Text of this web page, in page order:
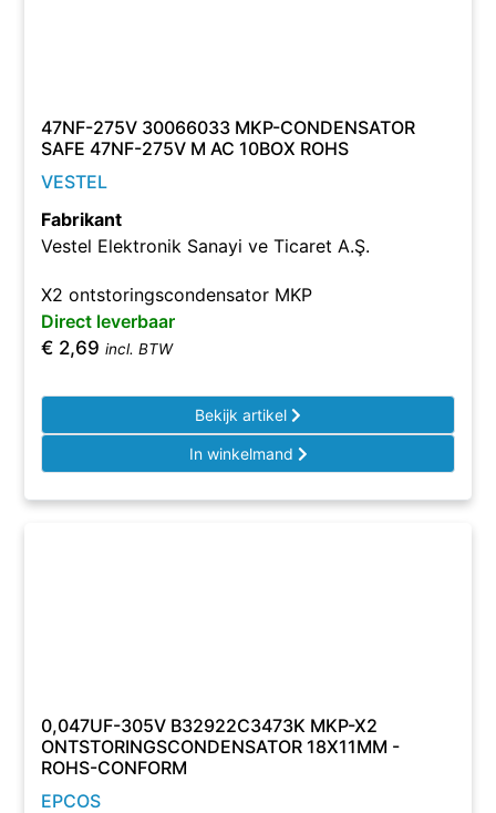
47NF-275V 30066033 MKP-CONDENSATOR
SAFE 47NF-275V M AC 10BOX ROHS
VESTEL
Fabrikant
Vestel Elektronik Sanayi ve Ticaret A.Ş.
X2 ontstoringscondensator MKP
Direct leverbaar
€ 2,69 incl. BTW
Bekijk artikel
In winkelmand
0,047UF-305V B32922C3473K MKP-X2
ONTSTORINGSCONDENSATOR 18X11MM -
ROHS-CONFORM
EPCOS